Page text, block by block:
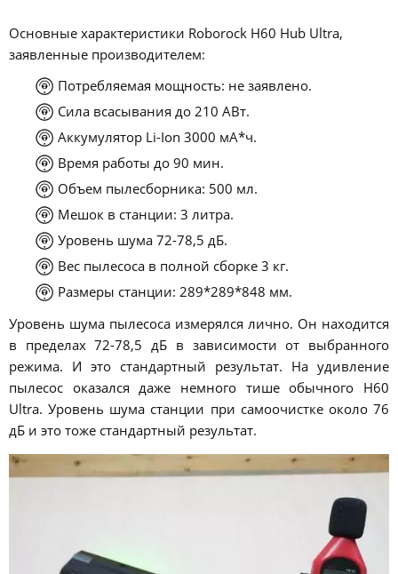
Основные характеристики Roborock H60 Hub Ultra,
заявленные производителем:
Потребляемая мощность: не заявлено.
Сила всасывания до 210 АВт.
Аккумулятор Li-Ion 3000 мА*ч.
Время работы до 90 мин.
Объем пылесборника: 500 мл.
Мешок в станции: 3 литра.
Уровень шума 72-78,5 дБ.
Вес пылесоса в полной сборке 3 кг.
Размеры станции: 289*289*848 мм.
Уровень шума пылесоса измерялся лично. Он находится
в пределах 72-78,5 дБ в зависимости от выбранного
режима. И это стандартный результат. На удивление
пылесос оказался даже немного тише обычного H60
Ultra. Уровень шума станции при самоочистке около 76
дБ и это тоже стандартный результат.